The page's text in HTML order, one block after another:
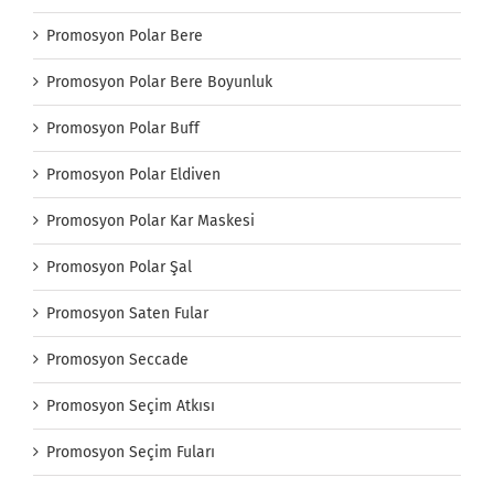
Promosyon Polar Bere
Promosyon Polar Bere Boyunluk
Promosyon Polar Buff
Promosyon Polar Eldiven
Promosyon Polar Kar Maskesi
Promosyon Polar Şal
Promosyon Saten Fular
Promosyon Seccade
Promosyon Seçim Atkısı
Promosyon Seçim Fuları